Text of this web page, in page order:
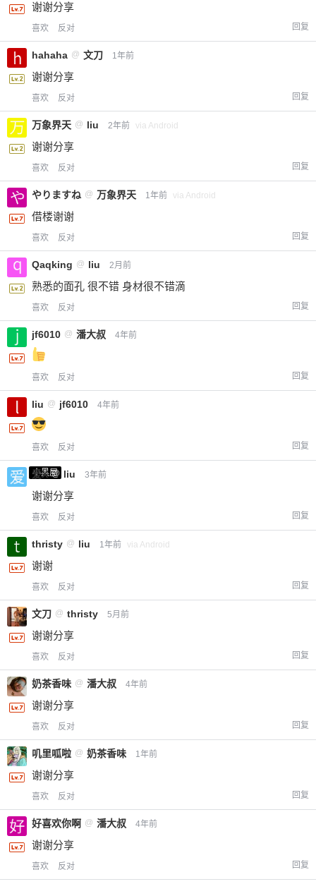
谢谢分享
喜欢 反对 回复
hahaha @ 文刀 1年前
谢谢分享
喜欢 反对 回复
万象界天 @ liu 2年前 via Android
谢谢分享
喜欢 反对 回复
やりますね @ 万象界天 1年前 via Android
借楼谢谢
喜欢 反对 回复
Qaqking @ liu 2月前
熟悉的面孔 很不错 身材很不错滴
喜欢 反对 回复
jf6010 @ 潘大叔 4年前
喜欢 反对 回复
liu @ jf6010 4年前
喜欢 反对 回复
小黑屋
爱X @ liu 3年前
谢谢分享
喜欢 反对 回复
thristy @ liu 1年前 via Android
谢谢
喜欢 反对 回复
文刀 @ thristy 5月前
谢谢分享
喜欢 反对 回复
奶茶香味 @ 潘大叔 4年前
谢谢分享
喜欢 反对 回复
叽里呱啦 @ 奶茶香味 1年前
谢谢分享
喜欢 反对 回复
好喜欢你啊 @ 潘大叔 4年前
谢谢分享
喜欢 反对 回复